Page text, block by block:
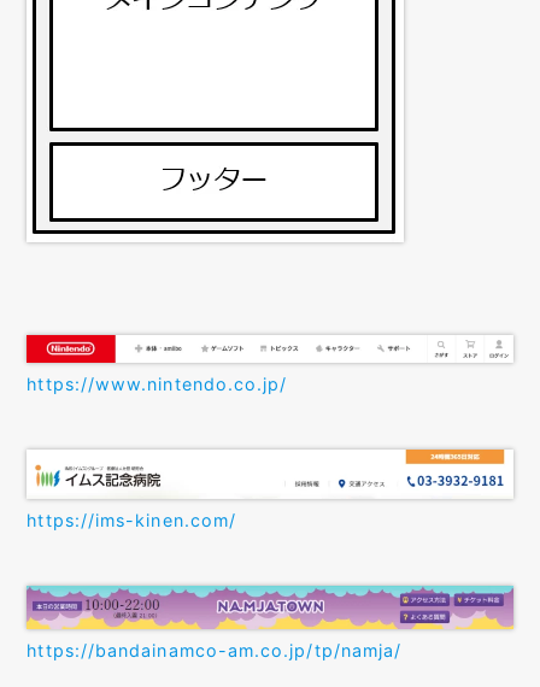
https://www.nintendo.co.jp/
https://ims-kinen.com/
https://bandainamco-am.co.jp/tp/namja/